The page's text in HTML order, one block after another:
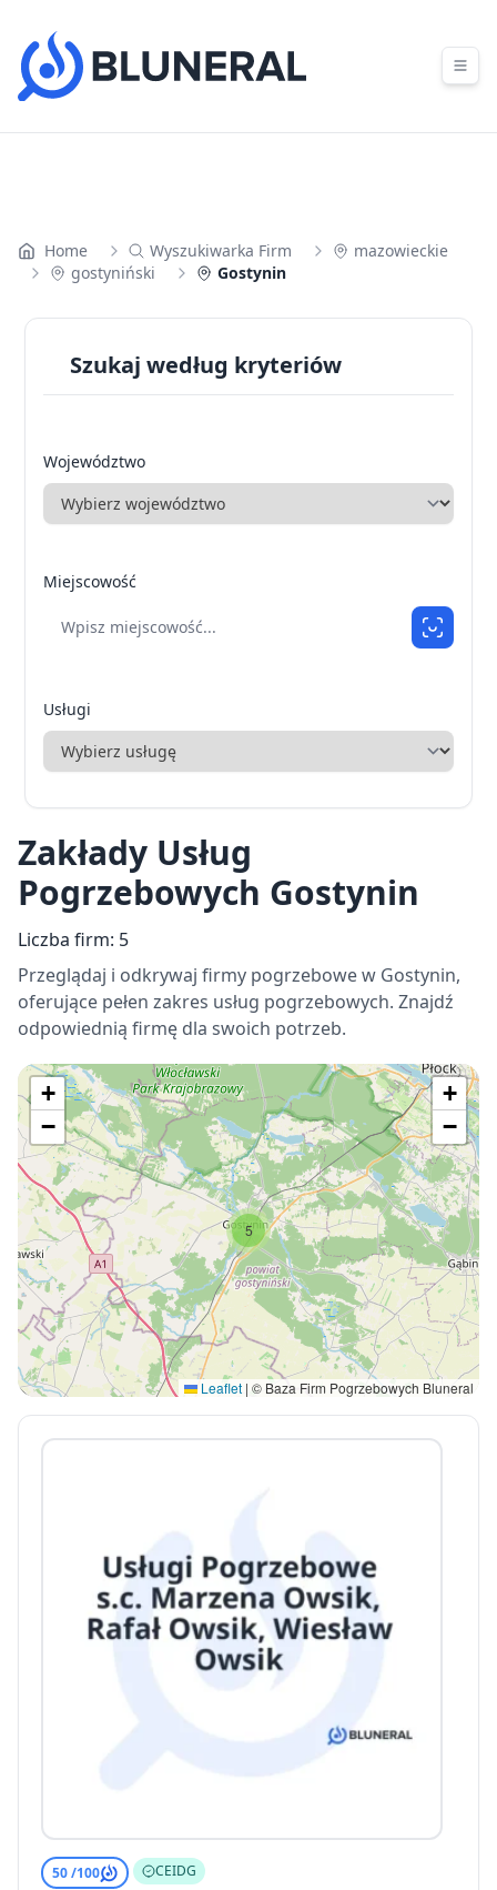
Home Wyszukiwarka Firm
mazowieckie
gostyniński
Gostynin
Szukaj według kryteriów
Województwo
Miejscowość
Usługi
Zakłady Usług
Pogrzebowych Gostynin
Liczba firm: 5
Przeglądaj i odkrywaj firmy pogrzebowe w Gostynin,
oferujące pełen zakres usług pogrzebowych. Znajdź
odpowiednią firmę dla swoich potrzeb.
5
+
−
+
−
Leaflet | © Baza Firm Pogrzebowych Bluneral
50 /100 CEIDG